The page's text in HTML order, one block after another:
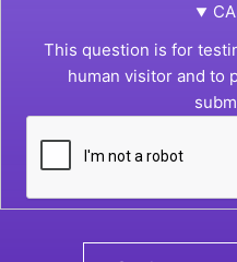
This question is for
human visitor and to